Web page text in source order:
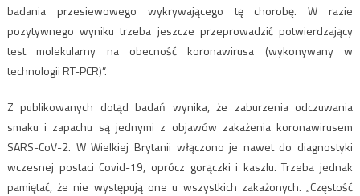
badania przesiewowego wykrywającego tę chorobę. W razie
pozytywnego wyniku trzeba jeszcze przeprowadzić potwierdzający
test molekularny na obecność koronawirusa (wykonywany w
technologii RT-PCR)”.
Z publikowanych dotąd badań wynika, że zaburzenia odczuwania
smaku i zapachu są jednymi z objawów zakażenia koronawirusem
SARS-CoV-2. W Wielkiej Brytanii włączono je nawet do diagnostyki
wczesnej postaci Covid-19, oprócz gorączki i kaszlu. Trzeba jednak
pamiętać, że nie występują one u wszystkich zakażonych. „Częstość